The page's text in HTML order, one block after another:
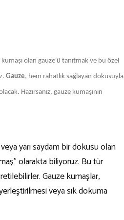
olan gauze'ü tanıtmak ve bu özel
Gauze, hem rahatlık sağlayan dokusuyla
Hazırsanız, gauze kumaşının
yarı saydam bir dokusu olan
olarakta biliyoruz. Bu tür
Gauze kumaşlar,
veya sık dokuma